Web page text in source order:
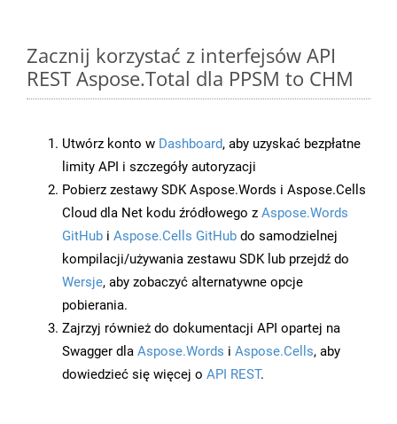
Zacznij korzystać z interfejsów API
REST Aspose.Total dla PPSM to CHM
Utwórz konto w Dashboard, aby uzyskać bezpłatne
limity API i szczegóły autoryzacji
Pobierz zestawy SDK Aspose.Words i Aspose.Cells
Cloud dla Net kodu źródłowego z Aspose.Words
GitHub i Aspose.Cells GitHub do samodzielnej
kompilacji/używania zestawu SDK lub przejdź do
Wersje, aby zobaczyć alternatywne opcje
pobierania.
Zajrzyj również do dokumentacji API opartej na
Swagger dla Aspose.Words i Aspose.Cells, aby
dowiedzieć się więcej o API REST.